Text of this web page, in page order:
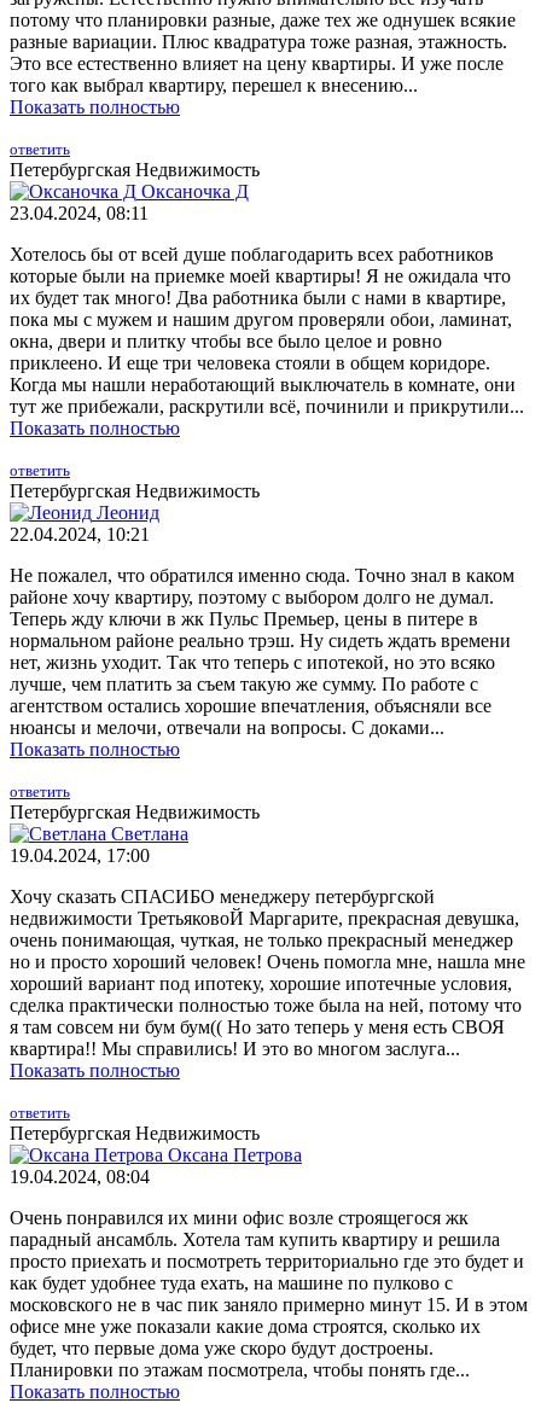
потому что планировки разные, даже тех же однушек всякие
разные вариации. Плюс квадратура тоже разная, этажность.
Это все естественно влияет на цену квартиры. И уже после
того как выбрал квартиру, перешел к внесению...
Показать полностью
ответить
Петербургская Недвижимость
Оксаночка Д
23.04.2024, 08:11
Хотелось бы от всей душе поблагодарить всех работников
которые были на приемке моей квартиры! Я не ожидала что
их будет так много! Два работника были с нами в квартире,
пока мы с мужем и нашим другом проверяли обои, ламинат,
окна, двери и плитку чтобы все было целое и ровно
приклеено. И еще три человека стояли в общем коридоре.
Когда мы нашли неработающий выключатель в комнате, они
тут же прибежали, раскрутили всё, починили и прикрутили...
Показать полностью
ответить
Петербургская Недвижимость
Леонид
22.04.2024, 10:21
Не пожалел, что обратился именно сюда. Точно знал в каком
районе хочу квартиру, поэтому с выбором долго не думал.
Теперь жду ключи в жк Пульс Премьер, цены в питере в
нормальном районе реально трэш. Ну сидеть ждать времени
нет, жизнь уходит. Так что теперь с ипотекой, но это всяко
лучше, чем платить за съем такую же сумму. По работе с
агентством остались хорошие впечатления, объясняли все
нюансы и мелочи, отвечали на вопросы. С доками...
Показать полностью
ответить
Петербургская Недвижимость
Светлана
19.04.2024, 17:00
Хочу сказать СПАСИБО менеджеру петербургской
недвижимости ТретьяковоЙ Маргарите, прекрасная девушка,
очень понимающая, чуткая, не только прекрасный менеджер
но и просто хороший человек! Очень помогла мне, нашла мне
хороший вариант под ипотеку, хорошие ипотечные условия,
сделка практически полностью тоже была на ней, потому что
я там совсем ни бум бум(( Но зато теперь у меня есть СВОЯ
квартира!! Мы справились! И это во многом заслуга...
Показать полностью
ответить
Петербургская Недвижимость
Оксана Петрова
19.04.2024, 08:04
Очень понравился их мини офис возле строящегося жк
парадный ансамбль. Хотела там купить квартиру и решила
просто приехать и посмотреть территориально где это будет и
как будет удобнее туда ехать, на машине по пулково с
московского не в час пик заняло примерно минут 15. И в этом
офисе мне уже показали какие дома строятся, сколько их
будет, что первые дома уже скоро будут достроены.
Планировки по этажам посмотрела, чтобы понять где...
Показать полностью